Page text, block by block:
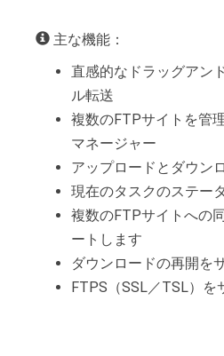
主な機能：
直感的なドラッグアン
ル転送
複数のFTPサイトを管
マネージャー
アップロードとダウン
現在のタスクのステー
複数のFTPサイトへの
ートします
ダウンロードの再開を
FTPS（SSL／TSL）を